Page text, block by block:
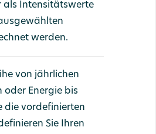
als Intensitätswerte
werden.
von jährlichen
oder Energie bis
die vordefinierten
Sie Ihren